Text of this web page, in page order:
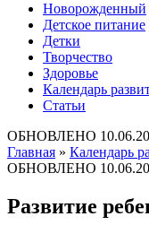
Новорожденный
Детское питание
Детки
Творчество
Здоровье
Календарь
Статьи
ОБНОВЛЕНО
Главная » Календарь
ОБНОВЛЕНО
Развитие